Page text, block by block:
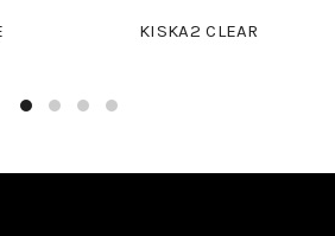
KISKA2 CLEAR